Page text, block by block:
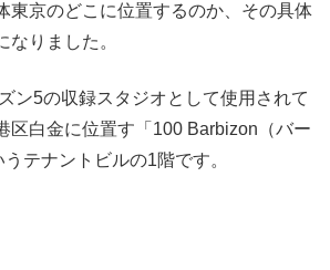
東京のどこに位置するのか、その具体
なりました。
ン5の収録スタジオとして使用されて
区白金に位置す「100 Barbizon（バー
テナントビルの1階です。